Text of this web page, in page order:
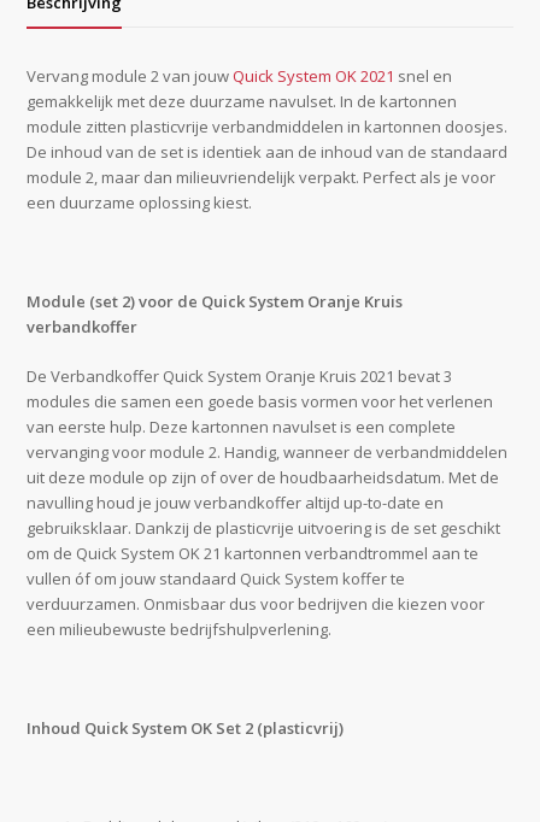
Vervang module 2 van jouwQuick System OK 2021 snel en
gemakkelijk met deze duurzame navulset. In de kartonnen
module zitten plasticvrije verbandmiddelen in kartonnen doosjes.
De inhoud van de set is identiek aan de inhoud van de standaard
module 2, maar dan milieuvriendelijk verpakt. Perfect als je voor
een duurzame oplossing kiest.
Module (set 2) voor de Quick System Oranje Kruis
verbandkoffer
De Verbandkoffer Quick System Oranje Kruis 2021 bevat 3
modules die samen een goede basis vormen voor het verlenen
van eerste hulp. Deze kartonnen navulset is een complete
vervanging voor module 2. Handig, wanneer de verbandmiddelen
uit deze module op zijn of over de houdbaarheidsdatum. Met de
navulling houd je jouw verbandkoffer altijd up-to-date en
gebruiksklaar. Dankzij de plasticvrije uitvoering is de set geschikt
om de Quick System OK 21 kartonnen verbandtrommel aan te
vullen óf om jouw standaard Quick System koffer te
verduurzamen. Onmisbaar dus voor bedrijven die kiezen voor
een milieubewuste bedrijfshulpverlening.
Inhoud Quick System OK Set 2 (plasticvrij)